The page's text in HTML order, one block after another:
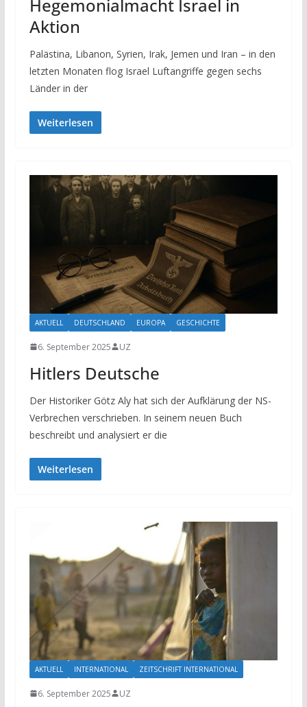
Hegemonialmacht Israel in
Aktion
Palästina, Libanon, Syrien, Irak, Jemen und Iran – in den
letzten Monaten flog Israel Luftangriffe gegen sechs
Länder in der
Weiterlesen
AKTUELL DEUTSCHLAND EUROPA GESCHICHTE
6. September 2025 UZ
Hitlers Deutsche
Der Historiker Götz Aly hat sich der Aufklärung der NS-
Verbrechen verschrieben. In seinem neuen Buch
beschreibt und analysiert er die
Weiterlesen
AKTUELL INTERNATIONAL ZEITSCHRIFT INTERNATIONAL
6. September 2025 UZ